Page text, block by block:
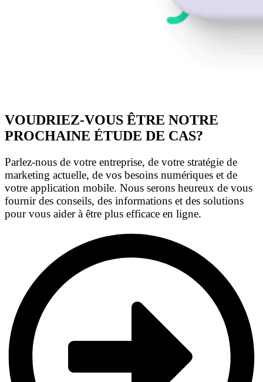
VOUDRIEZ-VOUS ÊTRE NOTRE
PROCHAINE ÉTUDE DE CAS?
Parlez-nous de votre entreprise, de votre stratégie de
marketing actuelle, de vos besoins numériques et de
votre application mobile. Nous serons heureux de vous
fournir des conseils, des informations et des solutions
pour vous aider à être plus efficace en ligne.